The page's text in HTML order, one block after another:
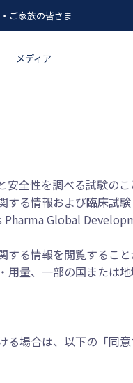
ご家族の皆さま
メディア
全性を調べる試験の
る情報および臨床
Global
る情報を閲覧する
量、一部の国または
場合は、以下の「